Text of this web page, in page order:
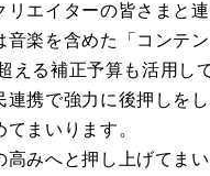
エイターの皆さまと
楽を含めた「コンテ
える補正予算も活用し
携で強力に後押しを
まいります。
みへと押し上げてま